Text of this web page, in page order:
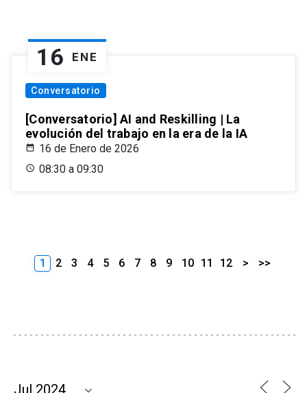
16 ENE
Conversatorio
[Conversatorio] AI and Reskilling | La
evolución del trabajo en la era de la IA
16 de Enero de 2026
08:30 a 09:30
1 2 3 4 5 6 7 8 9 10 11 12 > >>